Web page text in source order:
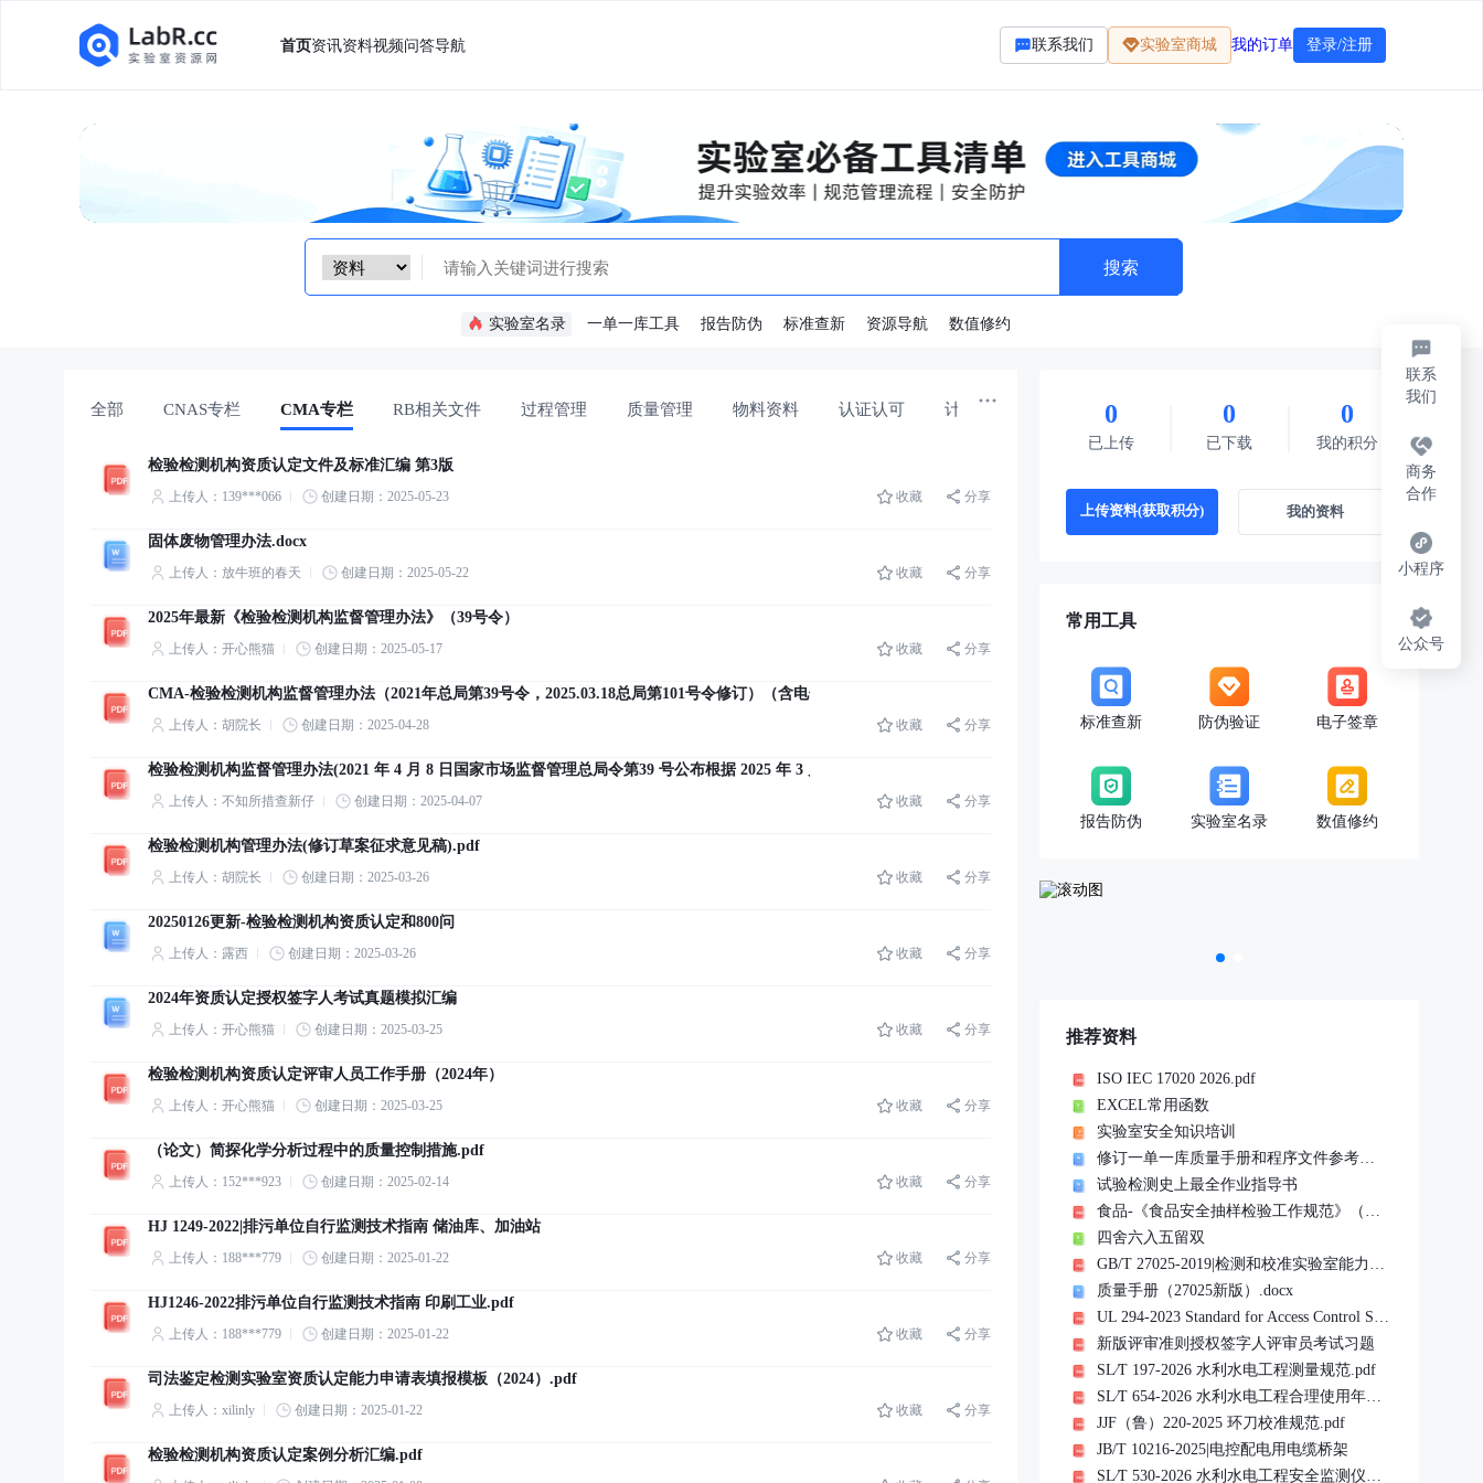
首页资讯资料视频问答导航 联系我们 实验室商城 我的订单 登录/注册
实验室名录 一单一库工具 报告防伪 标准查新 资源导航 数值修约
全部 CNAS专栏 CMA专栏 RB相关文件 过程管理 质量管理 物料资料 认证认可 计量 法律法规 题库资料 每日限免
检验检测机构资质认定文件及标准汇编 第3版
上传人：139***066 创建日期：2025-05-23 收藏 分享
固体废物管理办法.docx
上传人：放牛班的春天 创建日期：2025-05-22 收藏 分享
2025年最新《检验检测机构监督管理办法》（39号令）
上传人：开心熊猫 创建日期：2025-05-17 收藏 分享
CMA-检验检测机构监督管理办法（2021年总局第39号令，2025.03.18总局第101号令修订）（含电子注释）
上传人：胡院长 创建日期：2025-04-28 收藏 分享
检验检测机构监督管理办法(2021 年 4 月 8 日国家市场监督管理总局令第39 号公布根据 2025 年 3 月 18 日国家市场监督管理总局令第101 号修订).pdf
上传人：不知所措查新仔 创建日期：2025-04-07 收藏 分享
检验检测机构管理办法(修订草案征求意见稿).pdf
上传人：胡院长 创建日期：2025-03-26 收藏 分享
20250126更新-检验检测机构资质认定和800问
上传人：露西 创建日期：2025-03-26 收藏 分享
2024年资质认定授权签字人考试真题模拟汇编
上传人：开心熊猫 创建日期：2025-03-25 收藏 分享
检验检测机构资质认定评审人员工作手册（2024年）
上传人：开心熊猫 创建日期：2025-03-25 收藏 分享
（论文）简探化学分析过程中的质量控制措施.pdf
上传人：152***923 创建日期：2025-02-14 收藏 分享
HJ 1249-2022|排污单位自行监测技术指南 储油库、加油站
上传人：188***779 创建日期：2025-01-22 收藏 分享
HJ1246-2022排污单位自行监测技术指南 印刷工业.pdf
上传人：188***779 创建日期：2025-01-22 收藏 分享
司法鉴定检测实验室资质认定能力申请表填报模板（2024）.pdf
上传人：xilinly 创建日期：2025-01-22 收藏 分享
检验检测机构资质认定案例分析汇编.pdf
0
已上传
0
已下载
0
我的积分
上传资料(获取积分) 我的资料
常用工具
标准查新 防伪验证 电子签章
报告防伪 实验室名录 数值修约
推荐资料
ISO IEC 17020 2026.pdf
EXCEL常用函数
实验室安全知识培训
修订一单一库质量手册和程序文件参考文件
试验检测史上最全作业指导书
食品-《食品安全抽样检验工作规范》（市监食检发〔2023〕76 号）20240101实施
四舍六入五留双
GB/T 27025-2019|检测和校准实验室能力的通用要求
质量手册（27025新版）.docx
UL 294-2023 Standard for Access Control System Units.pdf
新版评审准则授权签字人评审员考试习题
SL∕T 197-2026 水利水电工程测量规范.pdf
SL∕T 654-2026 水利水电工程合理使用年限及耐久性设计规范.pdf
JJF（鲁）220-2025 环刀校准规范.pdf
JB/T 10216-2025|电控配电用电缆桥架
SL∕T 530-2026 水利水电工程安全监测仪器检验与安装规范(扫描版).pdf
联系
我们
商务
合作
小程序
公众号